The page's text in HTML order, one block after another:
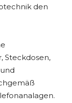
den
Steckdosen,